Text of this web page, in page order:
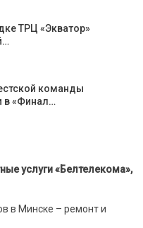
ТРЦ «Экватор»
команды
в «Финал…
услуги «Белтелекома»,
в Минске – ремонт и